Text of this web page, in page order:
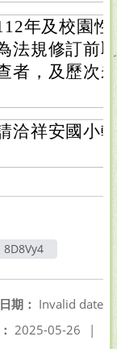
年及校園
法規修訂前
者，及歷次
洽祥安國小
8D8Vy4
期： Invalid date
2025-05-26 |